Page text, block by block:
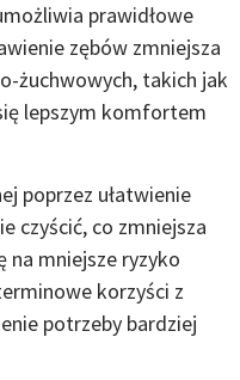
prawidłowe
zębów zmniejsza
żuchwowych, takich jak
lepszym komfortem
poprzez ułatwienie
czyścić, co zmniejsza
na mniejsze ryzyko
korzyści z
potrzeby bardziej